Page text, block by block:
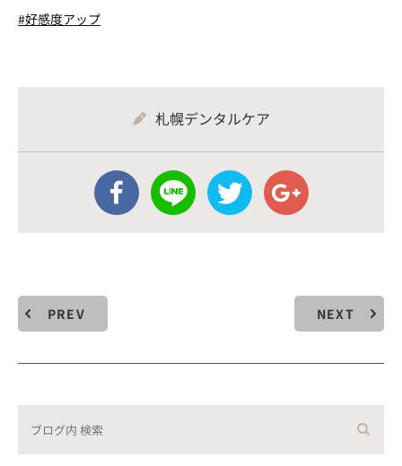
#好感度アップ
札幌デンタルケア
PREV NEXT